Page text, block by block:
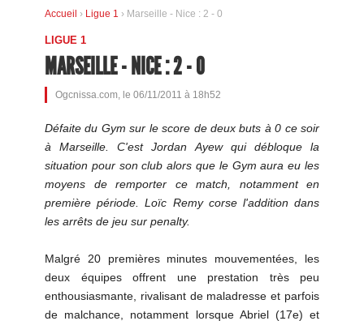
Accueil › Ligue 1 › Marseille - Nice : 2 - 0
LIGUE 1
MARSEILLE - NICE : 2 - 0
Ogcnissa.com, le 06/11/2011 à 18h52
Défaite du Gym sur le score de deux buts à 0 ce soir
à Marseille. C'est Jordan Ayew qui débloque la
situation pour son club alors que le Gym aura eu les
moyens de remporter ce match, notamment en
première période. Loïc Remy corse l'addition dans
les arrêts de jeu sur penalty.
Malgré 20 premières minutes mouvementées, les
deux équipes offrent une prestation très peu
enthousiasmante, rivalisant de maladresse et parfois
de malchance, notamment lorsque Abriel (17e) et